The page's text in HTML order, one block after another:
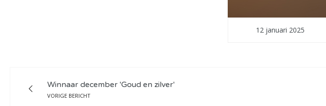
12 januari 2025
Winnaar december 'Goud en zilver'
VORIGE BERICHT